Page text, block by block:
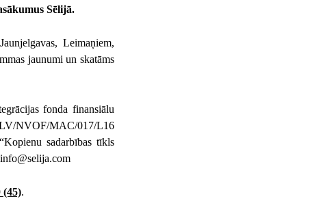
Sēlijā.
Leimaņiem,
jaunumi un skatāms
fonda finansiālu
NVOF/MAC/017/L16
sadarbības tīkls
(45).